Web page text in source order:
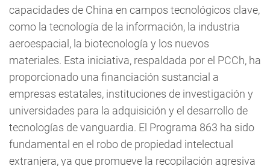
capacidades de China en campos tecnológicos clave,
como la tecnología de la información, la industria
aeroespacial, la biotecnología y los nuevos
materiales. Esta iniciativa, respaldada por el PCCh, ha
proporcionado una financiación sustancial a
empresas estatales, instituciones de investigación y
universidades para la adquisición y el desarrollo de
tecnologías de vanguardia. El Programa 863 ha sido
fundamental en el robo de propiedad intelectual
extranjera, ya que promueve la recopilación agresiva